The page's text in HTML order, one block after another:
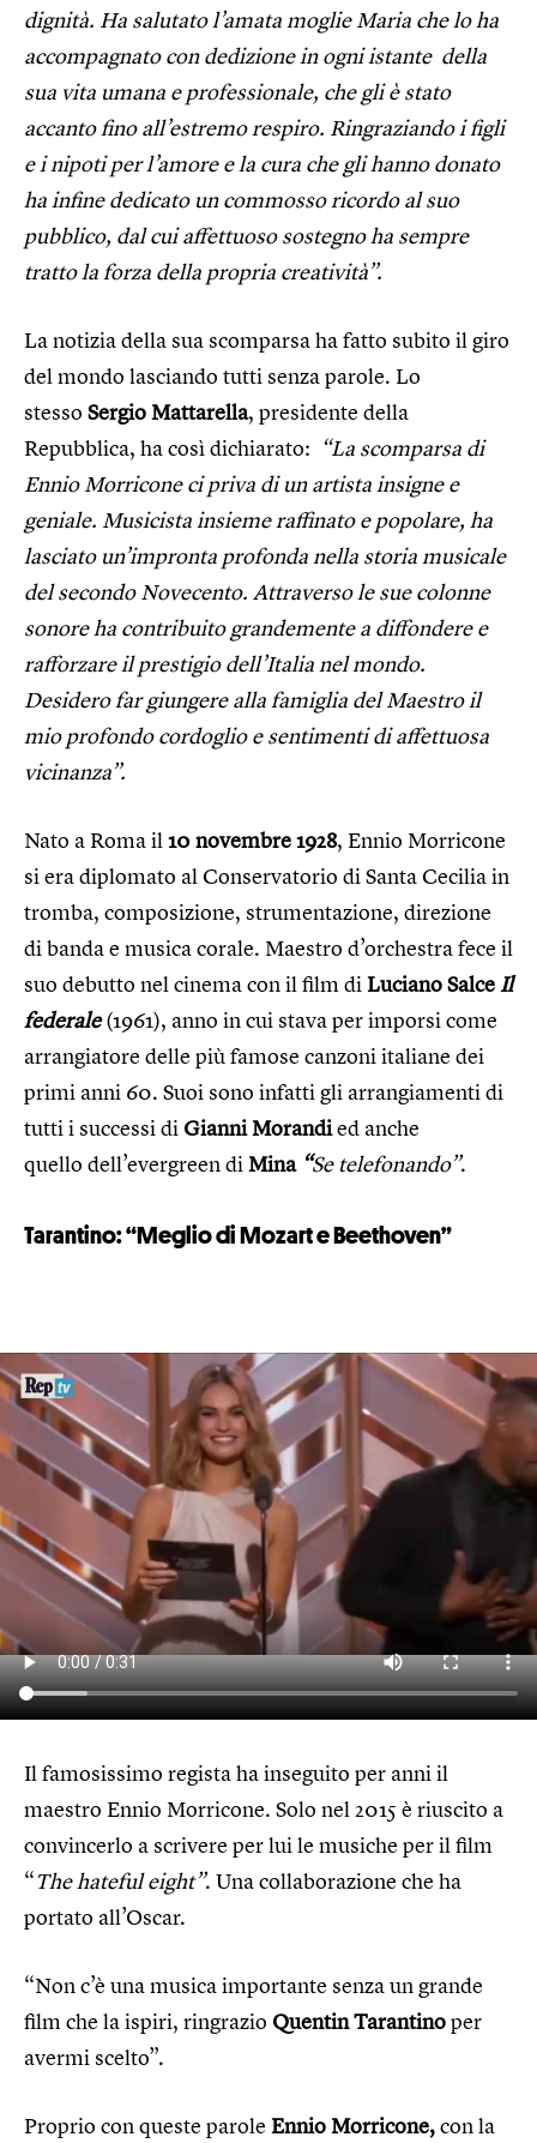
dignità. Ha salutato l’amata moglie Maria che lo ha
accompagnato con dedizione in ogni istante della
sua vita umana e professionale, che gli è stato
accanto fino all’estremo respiro. Ringraziando i figli
e i nipoti per l’amore e la cura che gli hanno donato
ha infine dedicato un commosso ricordo al suo
pubblico, dal cui affettuoso sostegno ha sempre
tratto la forza della propria creatività”.
La notizia della sua scomparsa ha fatto subito il giro
del mondo lasciando tutti senza parole. Lo
stesso Sergio Mattarella, presidente della
Repubblica, ha così dichiarato: “La scomparsa di
Ennio Morricone ci priva di un artista insigne e
geniale. Musicista insieme raffinato e popolare, ha
lasciato un’impronta profonda nella storia musicale
del secondo Novecento. Attraverso le sue colonne
sonore ha contribuito grandemente a diffondere e
rafforzare il prestigio dell’Italia nel mondo.
Desidero far giungere alla famiglia del Maestro il
mio profondo cordoglio e sentimenti di affettuosa
vicinanza”.
Nato a Roma il10 novembre 1928, Ennio Morricone
si era diplomato al Conservatorio di Santa Cecilia in
tromba, composizione, strumentazione, direzione
di banda e musica corale. Maestro d’orchestra fece il
suo debutto nel cinema con il film diLuciano SalceIl
federale(1961), anno in cui stava per imporsi come
arrangiatore delle più famose canzoni italiane dei
primi anni 60. Suoi sono infatti gli arrangiamenti di
tutti i successi di Gianni Morandied anche
quello dell’evergreen diMina“Se telefonando”.
Tarantino: “Meglio di Mozart e Beethoven”
Il famosissimo regista ha inseguito per anni il
maestro Ennio Morricone. Solo nel 2015 è riuscito a
convincerlo a scrivere per lui le musiche per il film
“The hateful eight”. Una collaborazione che ha
portato all’Oscar.
“Non c’è una musica importante senza un grande
film che la ispiri, ringrazio Quentin Tarantinoper
avermi scelto”.
Proprio con queste parole Ennio Morricone,con la